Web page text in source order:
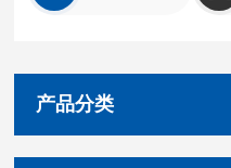
产品分类